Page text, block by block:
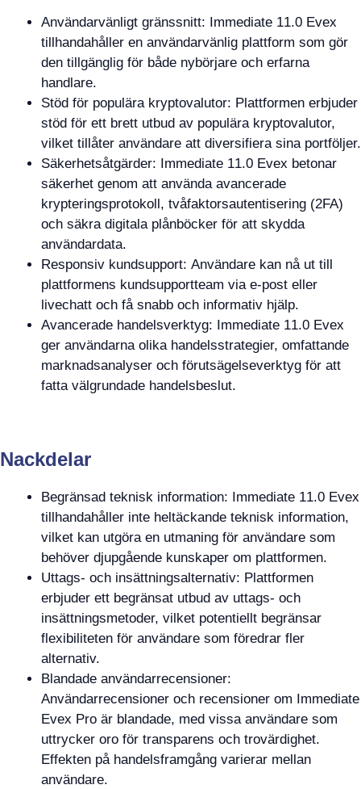
Användarvänligt gränssnitt: Immediate 11.0 Evex
tillhandahåller en användarvänlig plattform som gör
den tillgänglig för både nybörjare och erfarna
handlare.
Stöd för populära kryptovalutor: Plattformen erbjuder
stöd för ett brett utbud av populära kryptovalutor,
vilket tillåter användare att diversifiera sina portföljer.
Säkerhetsåtgärder: Immediate 11.0 Evex betonar
säkerhet genom att använda avancerade
krypteringsprotokoll, tvåfaktorsautentisering (2FA)
och säkra digitala plånböcker för att skydda
användardata.
Responsiv kundsupport: Användare kan nå ut till
plattformens kundsupportteam via e-post eller
livechatt och få snabb och informativ hjälp.
Avancerade handelsverktyg: Immediate 11.0 Evex
ger användarna olika handelsstrategier, omfattande
marknadsanalyser och förutsägelseverktyg för att
fatta välgrundade handelsbeslut.
Nackdelar
Begränsad teknisk information: Immediate 11.0 Evex
tillhandahåller inte heltäckande teknisk information,
vilket kan utgöra en utmaning för användare som
behöver djupgående kunskaper om plattformen.
Uttags- och insättningsalternativ: Plattformen
erbjuder ett begränsat utbud av uttags- och
insättningsmetoder, vilket potentiellt begränsar
flexibiliteten för användare som föredrar fler
alternativ.
Blandade användarrecensioner:
Användarrecensioner och recensioner om Immediate
Evex Pro är blandade, med vissa användare som
uttrycker oro för transparens och trovärdighet.
Effekten på handelsframgång varierar mellan
användare.